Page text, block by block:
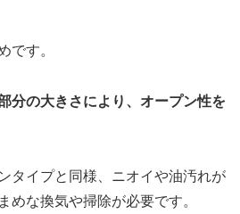
です。
分の大きさにより、オープン性を
タイプと同様、ニオイや油汚れが
めな換気や掃除が必要です。